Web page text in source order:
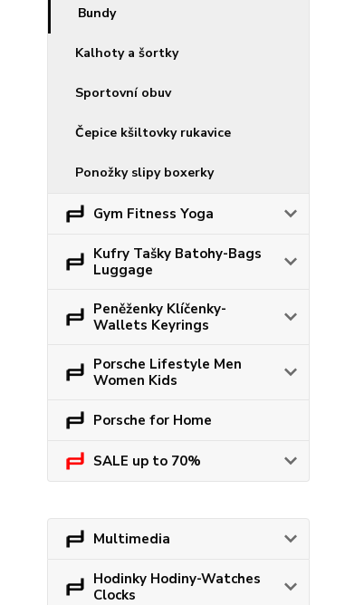
Bundy
Kalhoty a šortky
Sportovní obuv
Čepice kšiltovky rukavice
Ponožky slipy boxerky
Gym Fitness Yoga
Kufry Tašky Batohy-Bags
Luggage
Peněženky Klíčenky-
Wallets Keyrings
Porsche Lifestyle Men
Women Kids
Porsche for Home
SALE up to 70%
Multimedia
Hodinky Hodiny-Watches
Clocks